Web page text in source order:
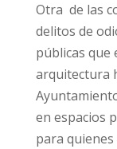
Otra de las
delitos de
públicas que
arquitectura
en espacios
para